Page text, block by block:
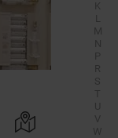
L
M
N
P
R
S
T
U
V
W